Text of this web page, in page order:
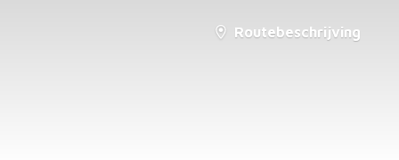
Routebeschrijving